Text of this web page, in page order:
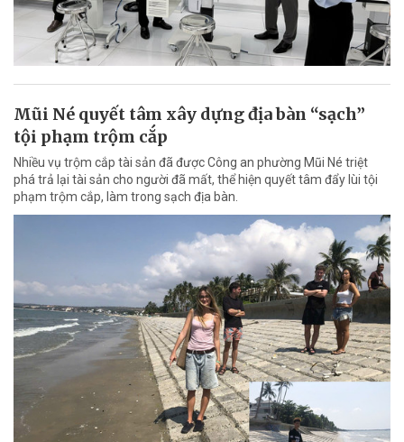
Mũi Né quyết tâm xây dựng địa bàn “sạch”
tội phạm trộm cắp
Nhiều vụ trộm cắp tài sản đã được Công an phường Mũi Né triệt
phá trả lại tài sản cho người đã mất, thể hiện quyết tâm đẩy lùi tội
phạm trộm cắp, làm trong sạch địa bàn.